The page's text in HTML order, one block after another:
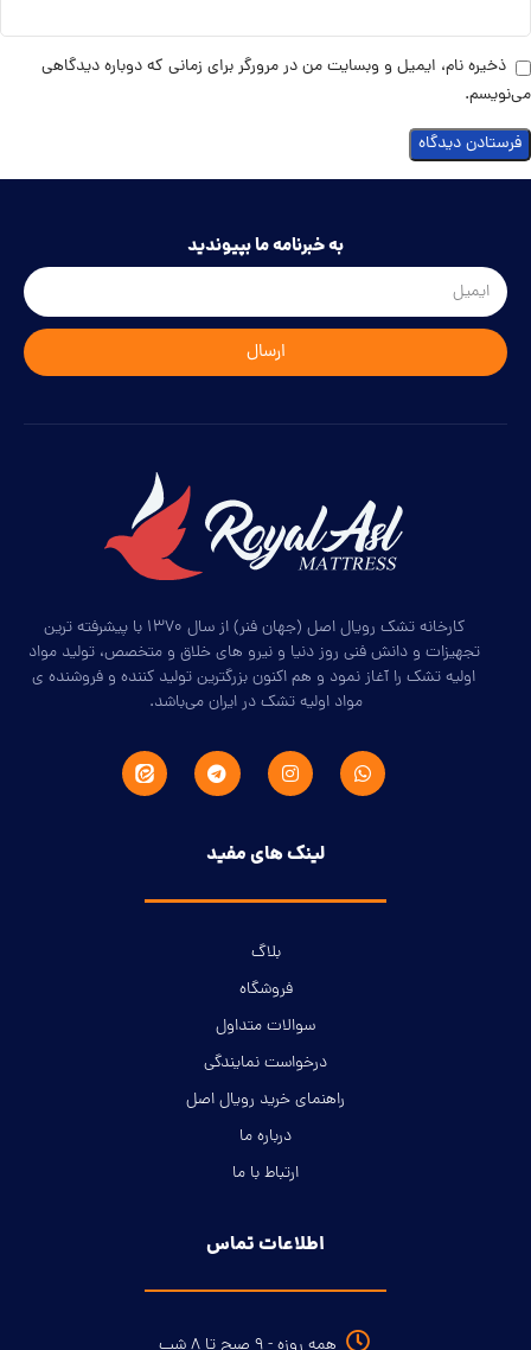
ذخیره نام، ایمیل و وبسایت من در مرورگر برای زمانی که دوباره دیدگاهی
می‌نویسم.
به خبرنامه ما بپیوندید
ارسال
کارخانه تشک رویال اصل (جهان فنر) از سال ۱۳۷۰ با پیشرفته ترین
تجهیزات و دانش فنی روز دنیا و نیرو های خلاق و متخصص، تولید مواد
اولیه تشک را آغاز نمود و هم اکنون بزرگترین تولید کننده و فروشنده ی
مواد اولیه تشک در ایران می‌باشد.
لینک های مفید
بلاگ
فروشگاه
سوالات متداول
درخواست نمایندگی
راهنمای خرید رویال اصل
درباره ما
ارتباط با ما
اطلاعات تماس